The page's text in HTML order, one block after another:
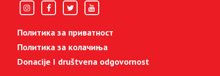
Политика за приватност
Политика за колачиња
Donacije I društvena odgovornost